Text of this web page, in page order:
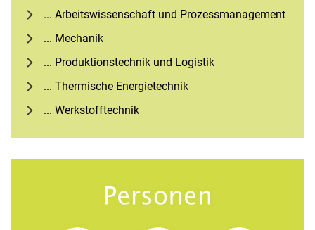
... Ar­beits­wis­sen­schaft und Pro­zess­ma­nage­ment
... Mechanik
... Produktionstechnik und Logistik
... Thermische Energietechnik
... Werkstofftechnik